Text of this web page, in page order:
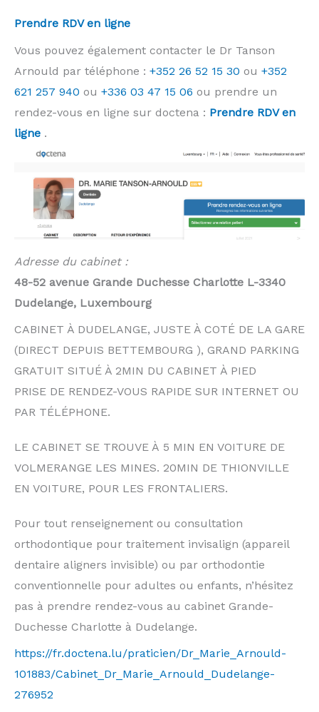
Prendre RDV en ligne
Vous pouvez également contacter le Dr Tanson
Arnould par téléphone : +352 26 52 15 30 ou +352
621 257 940 ou +336 03 47 15 06 ou prendre un
rendez-vous en ligne sur doctena : Prendre RDV en
ligne .
Adresse du cabinet :
48-52 avenue Grande Duchesse Charlotte L-3340
Dudelange, Luxembourg
CABINET À DUDELANGE, JUSTE À COTÉ DE LA GARE
(DIRECT DEPUIS BETTEMBOURG ), GRAND PARKING
GRATUIT SITUÉ À 2MIN DU CABINET À PIED
PRISE DE RENDEZ-VOUS RAPIDE SUR INTERNET OU
PAR TÉLÉPHONE.
LE CABINET SE TROUVE À 5 MIN EN VOITURE DE
VOLMERANGE LES MINES. 20MIN DE THIONVILLE
EN VOITURE, POUR LES FRONTALIERS.
Pour tout renseignement ou consultation
orthodontique pour traitement invisalign (appareil
dentaire aligners invisible) ou par orthodontie
conventionnelle pour adultes ou enfants, n’hésitez
pas à prendre rendez-vous au cabinet Grande-
Duchesse Charlotte à Dudelange.
https://fr.doctena.lu/praticien/Dr_Marie_Arnould-
101883/Cabinet_Dr_Marie_Arnould_Dudelange-
276952